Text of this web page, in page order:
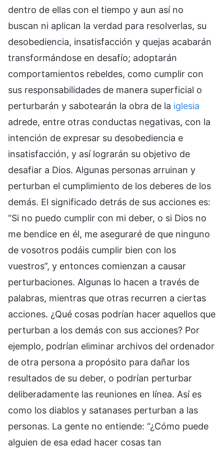
dentro de ellas con el tiempo y aun así no
buscan ni aplican la verdad para resolverlas, su
desobediencia, insatisfacción y quejas acabarán
transformándose en desafío; adoptarán
comportamientos rebeldes, como cumplir con
sus responsabilidades de manera superficial o
perturbarán y sabotearán la obra de la iglesia
adrede, entre otras conductas negativas, con la
intención de expresar su desobediencia e
insatisfacción, y así lograrán su objetivo de
desafiar a Dios. Algunas personas arruinan y
perturban el cumplimiento de los deberes de los
demás. El significado detrás de sus acciones es:
“Si no puedo cumplir con mi deber, o si Dios no
me bendice en él, me aseguraré de que ninguno
de vosotros podáis cumplir bien con los
vuestros”, y entonces comienzan a causar
perturbaciones. Algunas lo hacen a través de
palabras, mientras que otras recurren a ciertas
acciones. ¿Qué cosas podrían hacer aquellos que
perturban a los demás con sus acciones? Por
ejemplo, podrían eliminar archivos del ordenador
de otra persona a propósito para dañar los
resultados de su deber, o podrían perturbar
deliberadamente las reuniones en línea. Así es
como los diablos y satanases perturban a las
personas. La gente no entiende: “¿Cómo puede
alguien de esa edad hacer cosas tan